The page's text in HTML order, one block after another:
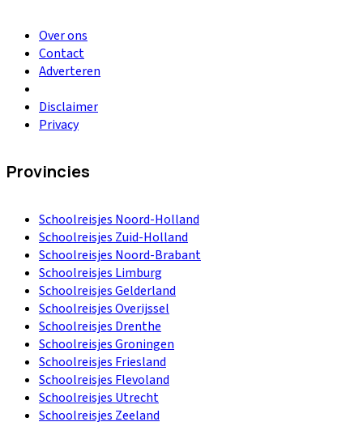
Over ons
Contact
Adverteren
Disclaimer
Privacy
Provincies
Schoolreisjes Noord-Holland
Schoolreisjes Zuid-Holland
Schoolreisjes Noord-Brabant
Schoolreisjes Limburg
Schoolreisjes Gelderland
Schoolreisjes Overijssel
Schoolreisjes Drenthe
Schoolreisjes Groningen
Schoolreisjes Friesland
Schoolreisjes Flevoland
Schoolreisjes Utrecht
Schoolreisjes Zeeland